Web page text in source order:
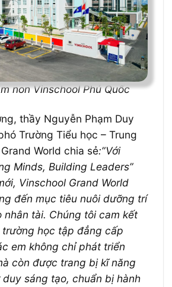
non Vinschool Phú Quốc
thầy Nguyễn Phạm Duy
Trường Tiểu học – Trung
World chia sẻ:”Với
Minds, Building Leaders”
Vinschool Grand World
đến mục tiêu nuôi dưỡng trí
nhân tài. Chúng tôi cam kết
học tập đẳng cấp
em không chỉ phát triển
còn được trang bị kĩ năng
sáng tạo, chuẩn bị hành